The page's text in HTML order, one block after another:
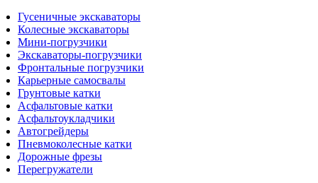
Гусеничные экскаваторы
Колесные экскаваторы
Мини-погрузчики
Экскаваторы-погрузчики
Фронтальные погрузчики
Карьерные самосвалы
Грунтовые катки
Асфальтовые катки
Асфальтоукладчики
Автогрейдеры
Пневмоколесные катки
Дорожные фрезы
Перегружатели